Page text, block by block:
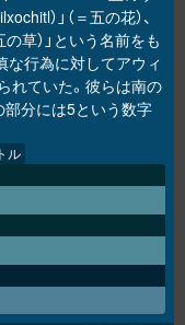
）」（＝五の花）、
草）」という名前をも
な行為に対してアウィ
れていた。彼らは南の
部分には5という数字
ル